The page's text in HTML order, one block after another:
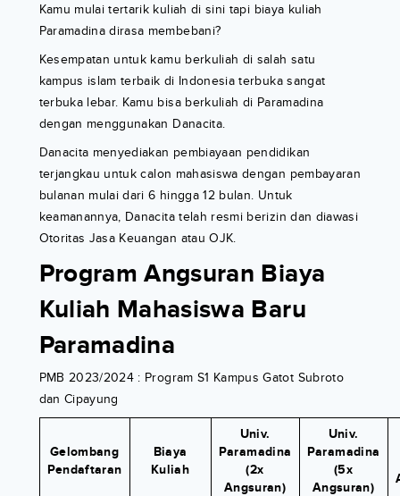
Kamu mulai tertarik kuliah di sini tapi biaya kuliah
Paramadina dirasa membebani?
Kesempatan untuk kamu berkuliah di salah satu
kampus islam terbaik di Indonesia terbuka sangat
terbuka lebar. Kamu bisa berkuliah di Paramadina
dengan menggunakan Danacita.
Danacita menyediakan pembiayaan pendidikan
terjangkau untuk calon mahasiswa dengan pembayaran
bulanan mulai dari 6 hingga 12 bulan. Untuk
keamanannya, Danacita telah resmi berizin dan diawasi
Otoritas Jasa Keuangan atau OJK.
Program Angsuran Biaya
Kuliah Mahasiswa Baru
Paramadina
PMB 2023/2024 : Program S1 Kampus Gatot Subroto
dan Cipayung
Gelombang
Pendaftaran
Biaya
Kuliah
Univ.
Paramadina
(2x
Angsuran)
Univ.
Paramadina
(5x
Angsuran)